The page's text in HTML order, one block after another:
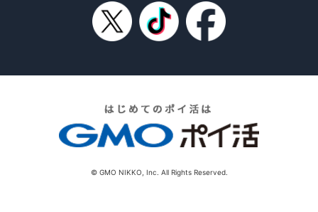
© GMO NIKKO, Inc. All Rights Reserved.